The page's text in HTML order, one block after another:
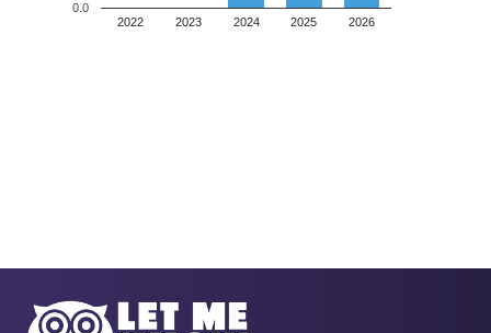
2022 2023 2024 2025 2026
0.0